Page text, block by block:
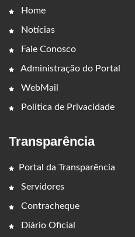
Home
Notícias
Fale Conosco
Administração do Portal
WebMail
Política de Privacidade
Transparência
Portal da Transparência
Servidores
Contracheque
Diário Oficial